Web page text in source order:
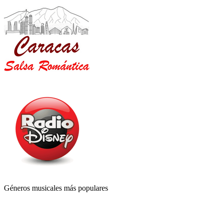
Géneros musicales más populares